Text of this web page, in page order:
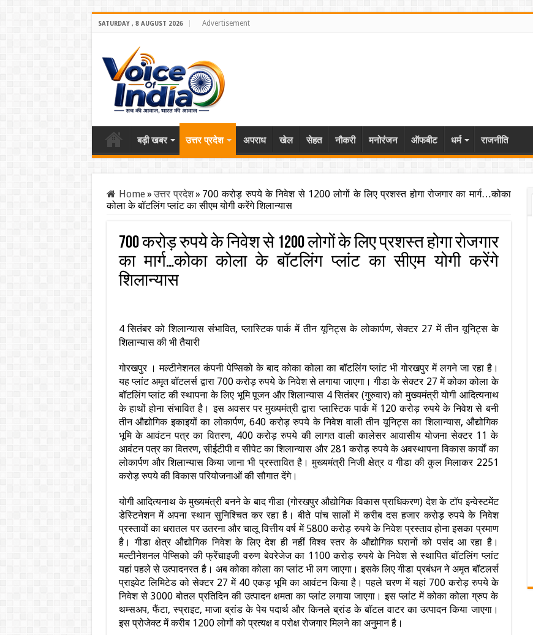
SATURDAY , 8 AUGUST 2026 Advertisement
बड़ी खबर उत्तर प्रदेश अपराध खेल सेहत नौकरी मनोरंजन ऑफबीट धर्म राजनीति
Home» उत्तर प्रदेश» 700 करोड़ रुपये के निवेश से 1200 लोगों के लिए प्रशस्त होगा रोजगार का मार्ग…कोका
कोला के बॉटलिंग प्लांट का सीएम योगी करेंगे शिलान्यास
700 करोड़ रुपये के निवेश से 1200 लोगों के लिए प्रशस्त होगा रोजगार
का मार्ग…कोका कोला के बॉटलिंग प्लांट का सीएम योगी करेंगे
शिलान्यास
4 सितंबर को शिलान्यास संभावित, प्लास्टिक पार्क में तीन यूनिट्स के लोकार्पण, सेक्टर 27 में तीन यूनिट्स के
शिलान्यास की भी तैयारी
गोरखपुर । मल्टीनेशनल कंपनी पेप्सिको के बाद कोका कोला का बॉटलिंग प्लांट भी गोरखपुर में लगने जा रहा है।
यह प्लांट अमृत बॉटलर्स द्वारा 700 करोड़ रुपये के निवेश से लगाया जाएगा। गीडा के सेक्टर 27 में कोका कोला के
बॉटलिंग प्लांट की स्थापना के लिए भूमि पूजन और शिलान्यास 4 सितंबर (गुरुवार) को मुख्यमंत्री योगी आदित्यनाथ
के हाथों होना संभावित है। इस अवसर पर मुख्यमंत्री द्वारा प्लास्टिक पार्क में 120 करोड़ रुपये के निवेश से बनी
तीन औद्योगिक इकाइयों का लोकार्पण, 640 करोड़ रुपये के निवेश वाली तीन यूनिट्स का शिलान्यास, औद्योगिक
भूमि के आवंटन पत्र का वितरण, 400 करोड़ रुपये की लागत वाली कालेसर आवासीय योजना सेक्टर 11 के
आवंटन पत्र का वितरण, सीईटीपी व सीपेट का शिलान्यास और 281 करोड़ रुपये के अवस्थापना विकास कार्यों का
लोकार्पण और शिलान्यास किया जाना भी प्रस्तावित है। मुख्यमंत्री निजी क्षेत्र व गीडा की कुल मिलाकर 2251
करोड़ रुपये की विकास परियोजनाओं की सौगात देंगे।
योगी आदित्यनाथ के मुख्यमंत्री बनने के बाद गीडा (गोरखपुर औद्योगिक विकास प्राधिकरण) देश के टॉप इन्वेस्टमेंट
डेस्टिनेशन में अपना स्थान सुनिश्चित कर रहा है। बीते पांच सालों में करीब दस हजार करोड़ रुपये के निवेश
प्रस्तावों का धरातल पर उतरना और चालू वित्तीय वर्ष में 5800 करोड़ रुपये के निवेश प्रस्ताव होना इसका प्रमाण
है। गीडा क्षेत्र औद्योगिक निवेश के लिए देश ही नहीं विश्व स्तर के औद्योगिक घरानों को पसंद आ रहा है।
मल्टीनेशनल पेप्सिको की फ्रेंचाइजी वरुण बेवरेजेज का 1100 करोड़ रुपये के निवेश से स्थापित बॉटलिंग प्लांट
यहां पहले से उत्पादनरत है। अब कोका कोला का प्लांट भी लग जाएगा। इसके लिए गीडा प्रबंधन ने अमृत बॉटलर्स
प्राइवेट लिमिटेड को सेक्टर 27 में 40 एकड़ भूमि का आवंटन किया है। पहले चरण में यहां 700 करोड़ रुपये के
निवेश से 3000 बोतल प्रतिदिन की उत्पादन क्षमता का प्लांट लगाया जाएगा। इस प्लांट में कोका कोला ग्रुप के
थम्सअप, फैंटा, स्प्राइट, माजा ब्रांड के पेय पदार्थ और किनले ब्रांड के बॉटल वाटर का उत्पादन किया जाएगा।
इस प्रोजेक्ट में करीब 1200 लोगों को प्रत्यक्ष व परोक्ष रोजगार मिलने का अनुमान है।